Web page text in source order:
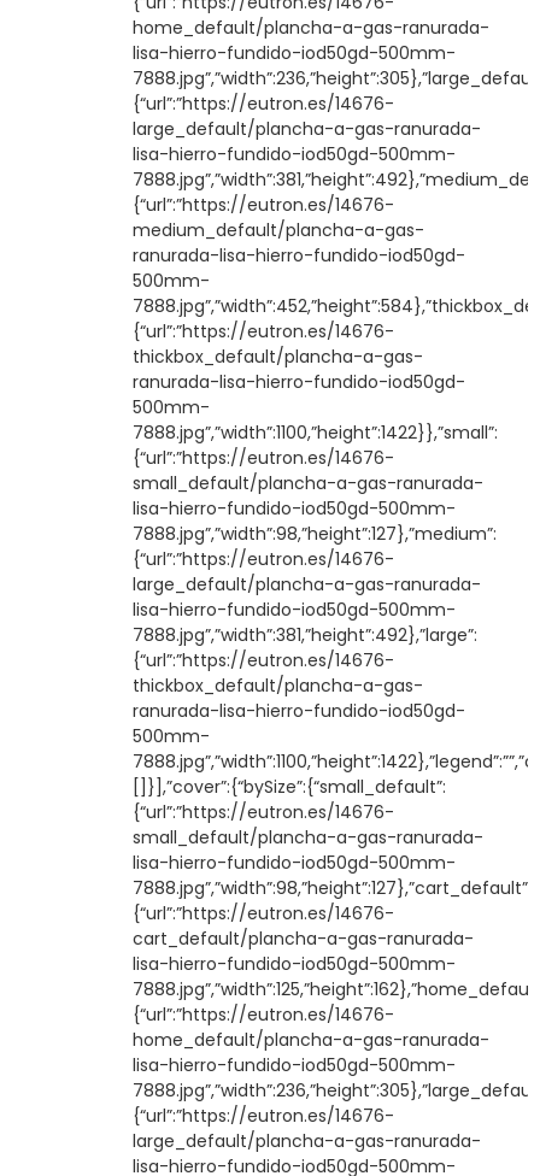
home_default/plancha-a-gas-ranurada-
lisa-hierro-fundido-iod50gd-500mm-
{“url”:”https://eutron.es/14676-
large_default/plancha-a-gas-ranurada-
lisa-hierro-fundido-iod50gd-500mm-
{“url”:”https://eutron.es/14676-
medium_default/plancha-a-gas-
ranurada-lisa-hierro-fundido-iod50gd-
500mm-
{“url”:”https://eutron.es/14676-
thickbox_default/plancha-a-gas-
ranurada-lisa-hierro-fundido-iod50gd-
500mm-
7888.jpg”,”width”:1100,”height”:1422}},”small”:
{“url”:”https://eutron.es/14676-
small_default/plancha-a-gas-ranurada-
lisa-hierro-fundido-iod50gd-500mm-
7888.jpg”,”width”:98,”height”:127},”medium”:
{“url”:”https://eutron.es/14676-
large_default/plancha-a-gas-ranurada-
lisa-hierro-fundido-iod50gd-500mm-
7888.jpg”,”width”:381,”height”:492},”large”:
{“url”:”https://eutron.es/14676-
thickbox_default/plancha-a-gas-
ranurada-lisa-hierro-fundido-iod50gd-
500mm-
[]}],”cover”:{“bySize”:{“small_default”:
{“url”:”https://eutron.es/14676-
small_default/plancha-a-gas-ranurada-
lisa-hierro-fundido-iod50gd-500mm-
7888.jpg”,”width”:98,”height”:127},”cart_default”:
{“url”:”https://eutron.es/14676-
cart_default/plancha-a-gas-ranurada-
lisa-hierro-fundido-iod50gd-500mm-
{“url”:”https://eutron.es/14676-
home_default/plancha-a-gas-ranurada-
lisa-hierro-fundido-iod50gd-500mm-
{“url”:”https://eutron.es/14676-
large_default/plancha-a-gas-ranurada-
lisa-hierro-fundido-iod50gd-500mm-